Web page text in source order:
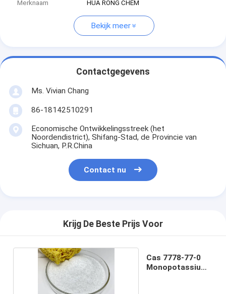
Merknaam
HUA RONG CHEM
Bekijk meer
Contactgegevens
Ms. Vivian Chang
86-18142510291
Economische Ontwikkelingsstreek (het
Noordendistrict), Shifang-Stad, de Provincie van
Sichuan, P.R.China
Contact nu
Krijg De Beste Prijs Voor
Cas 7778-77-0
Monopotassium